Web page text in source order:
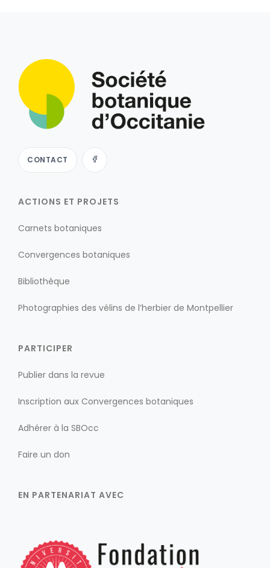
CONTACT
ACTIONS ET PROJETS
Carnets botaniques
Convergences botaniques
Bibliothèque
Photographies des vélins de l’herbier de Montpellier
PARTICIPER
Publier dans la revue
Inscription aux Convergences botaniques
Adhérer à la SBOcc
Faire un don
EN PARTENARIAT AVEC